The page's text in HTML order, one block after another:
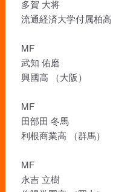
多賀 大将
流通経済大学付属柏高
MF
武知 佑磨
興國高 （大阪）
MF
田部田 冬馬
利根商業高 （群馬）
MF
永吉 立樹